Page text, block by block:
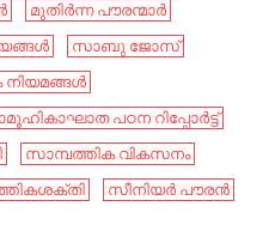
മുതിർന്ന പൗരന്മാർ
സാബു ജോസ്
പഠന റിപ്പോർട്ട്
സാമ്പത്തിക വികസനം
സീനിയർ പൗരൻ